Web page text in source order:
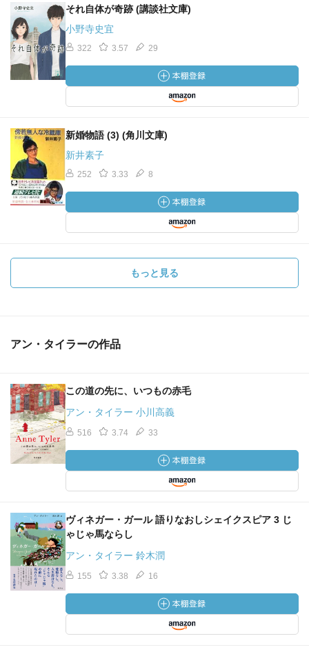
それ自体が奇跡 (講談社文庫)
小野寺史宜
322 3.57 29
新婚物語 (3) (角川文庫)
新井素子
252 3.33 8
もっと見る
アン・タイラーの作品
この道の先に、いつもの赤毛
アン・タイラー 小川高義
516 3.74 33
ヴィネガー・ガール 語りなおしシェイクスピア 3 じ
ゃじゃ馬ならし
アン・タイラー 鈴木潤
155 3.38 16